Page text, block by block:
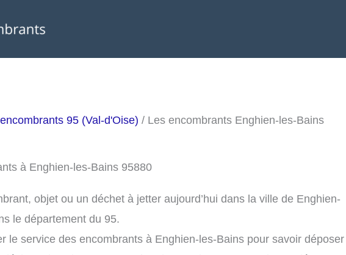
95 (Val-d'Oise) / Les encombrants Enghien-les-Bains
à Enghien-les-Bains 95880
objet ou un déchet à jetter aujourd’hui dans la ville de Enghien-
le département du 95.
le service des encombrants à Enghien-les-Bains pour savoir déposer